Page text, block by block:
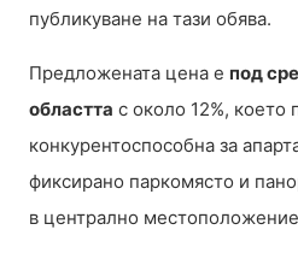
публикуване на тази обява.
Предложената цена е под
областта с около 12%, което
конкурентоспособна за
фиксирано паркомясто и
в централно